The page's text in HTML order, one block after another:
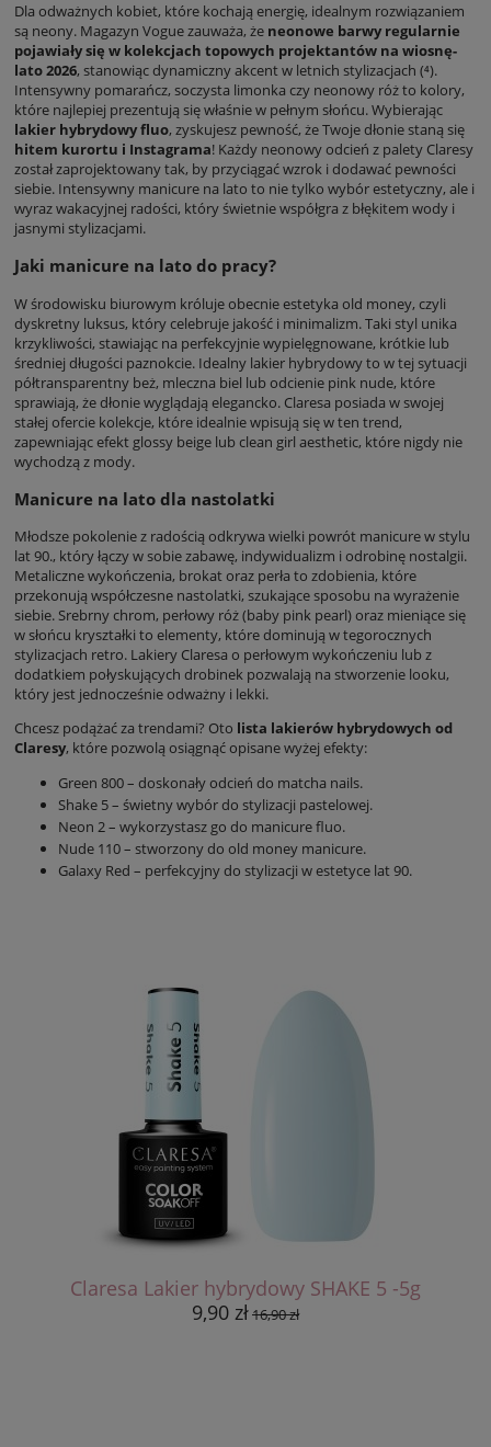
Dla odważnych kobiet, które kochają energię, idealnym rozwiązaniem
są neony. Magazyn Vogue zauważa, że neonowe barwy regularnie
pojawiały się w kolekcjach topowych projektantów na wiosnę-
lato 2026, stanowiąc dynamiczny akcent w letnich stylizacjach (⁴).
Intensywny pomarańcz, soczysta limonka czy neonowy róż to kolory,
które najlepiej prezentują się właśnie w pełnym słońcu. Wybierając
lakier hybrydowy fluo, zyskujesz pewność, że Twoje dłonie staną się
hitem kurortu i Instagrama! Każdy neonowy odcień z palety Claresy
został zaprojektowany tak, by przyciągać wzrok i dodawać pewności
siebie. Intensywny manicure na lato to nie tylko wybór estetyczny, ale i
wyraz wakacyjnej radości, który świetnie współgra z błękitem wody i
jasnymi stylizacjami.
Jaki manicure na lato do pracy?
W środowisku biurowym króluje obecnie estetyka old money, czyli
dyskretny luksus, który celebruje jakość i minimalizm. Taki styl unika
krzykliwości, stawiając na perfekcyjnie wypielęgnowane, krótkie lub
średniej długości paznokcie. Idealny lakier hybrydowy to w tej sytuacji
półtransparentny beż, mleczna biel lub odcienie pink nude, które
sprawiają, że dłonie wyglądają elegancko. Claresa posiada w swojej
stałej ofercie kolekcje, które idealnie wpisują się w ten trend,
zapewniając efekt glossy beige lub clean girl aesthetic, które nigdy nie
wychodzą z mody.
Manicure na lato dla nastolatki
Młodsze pokolenie z radością odkrywa wielki powrót manicure w stylu
lat 90., który łączy w sobie zabawę, indywidualizm i odrobinę nostalgii.
Metaliczne wykończenia, brokat oraz perła to zdobienia, które
przekonują współczesne nastolatki, szukające sposobu na wyrażenie
siebie. Srebrny chrom, perłowy róż (baby pink pearl) oraz mieniące się
w słońcu kryształki to elementy, które dominują w tegorocznych
stylizacjach retro. Lakiery Claresa o perłowym wykończeniu lub z
dodatkiem połyskujących drobinek pozwalają na stworzenie looku,
który jest jednocześnie odważny i lekki.
Chcesz podążać za trendami? Oto lista lakierów hybrydowych od
Claresy, które pozwolą osiągnąć opisane wyżej efekty:
Green 800 – doskonały odcień do matcha nails.
Shake 5 – świetny wybór do stylizacji pastelowej.
Neon 2 – wykorzystasz go do manicure fluo.
Nude 110 – stworzony do old money manicure.
Galaxy Red – perfekcyjny do stylizacji w estetyce lat 90.
Claresa Lakier hybrydowy SHAKE 5 -5g
9,90 zł16,90 zł